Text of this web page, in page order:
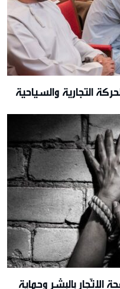
التجارية والسياحية
بالبشر وحماية